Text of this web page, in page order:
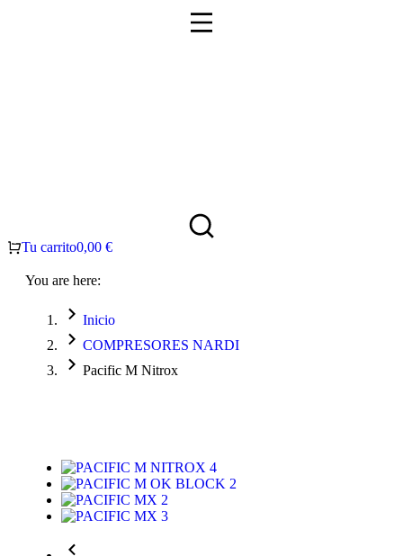
Tu carrito0,00 €
You are here:
Inicio
COMPRESORES NARDI
Pacific M Nitrox